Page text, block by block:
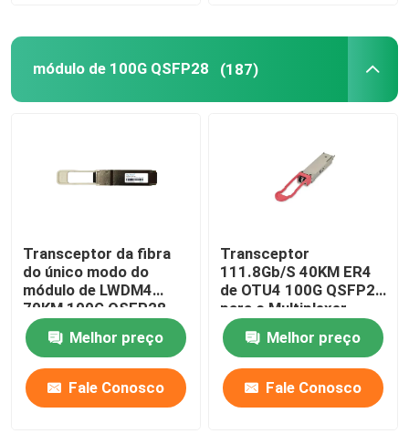
módulo de 100G QSFP28 (187)
Transceptor da fibra
do único modo do
módulo de LWDM4
70KM 100G QSFP28
Melhor preço
Fale Conosco
Transceptor
111.8Gb/S 40KM ER4
de OTU4 100G QSFP28
para o Multiplexer
ótico de Oadm Cwdm
Melhor preço
Fale Conosco